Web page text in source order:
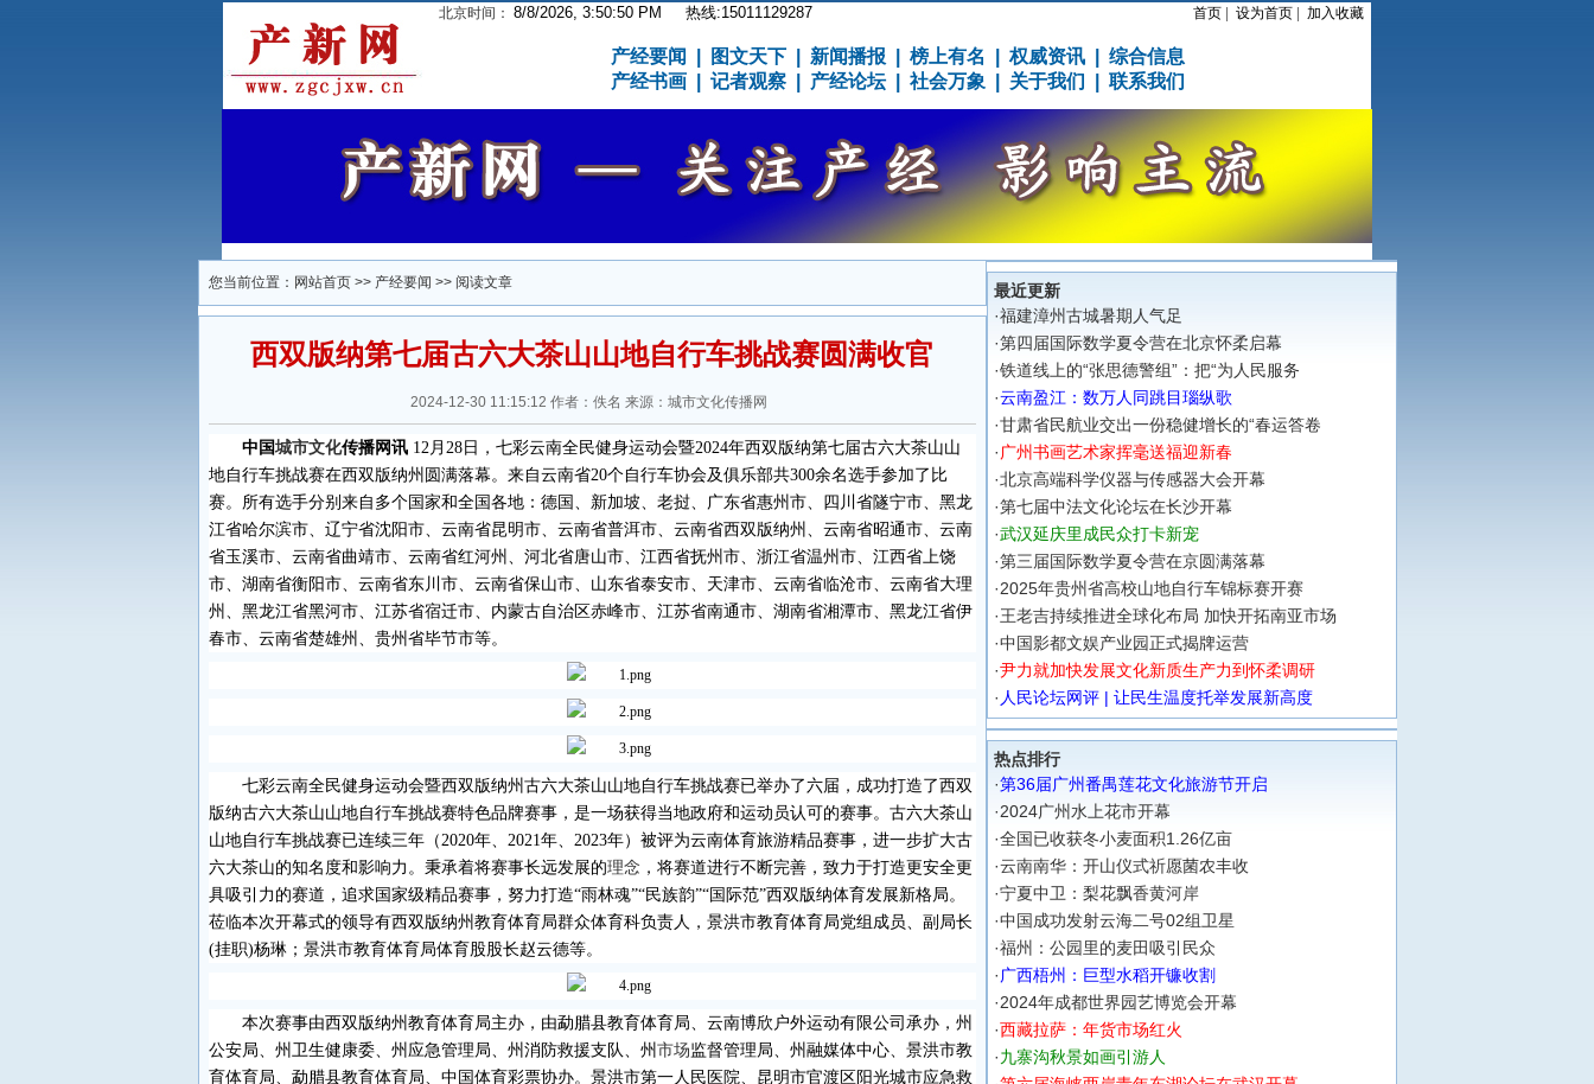
北京时间： 8/8/2026, 3:50:50 PM 热线:15011129287 首页 设为首页 加入收藏
产经要闻 图文天下 新闻播报 榜上有名 权威资讯
综合信息
产经书画
记者观察 产经论坛 社会万象 关于我们 联系我们
您当前位置： 网站首页>> 产经要闻 >> 阅读文章
西双版纳第七届古六大茶山山地自行车挑战赛圆满收官
2024-12-30 11:15:12 作者：佚名 来源：城市文化传播网
中国城市文化传播网讯 12月 28日，七彩云南全民健身运动会暨2024年西双版纳第七届古六大茶山山
地自行车挑战赛在西双版纳州圆满落幕。来自云南省20个自行车协会及俱乐部共300余名选手参加了比
赛。所有选手分别来自多个国家和全国各地：德国、新加坡、老挝、广东省惠州市、四川省隧宁市、黑龙
江省哈尔滨市、辽宁省沈阳市、云南省昆明市、云南省普洱市、云南省西双版纳州、云南省昭通市、云南
省玉溪市、云南省曲靖市、云南省红河州、河北省唐山市、江西省抚州市、浙江省温州市、江西省上饶
市、湖南省衡阳市、云南省东川市、云南省保山市、山东省泰安市、天津市、云南省临沧市、云南省大理
州、黑龙江省黑河市、江苏省宿迁市、内蒙古自治区赤峰市、江苏省南通市、湖南省湘潭市、黑龙江省伊
春市、云南省楚雄州、贵州省毕节市等。
七彩云南全民健身运动会暨西双版纳州古六大茶山山地自行车挑战赛已举办了六届，成功打造了西双
版纳古六大茶山山地自行车挑战赛特色品牌赛事，是一场获得当地政府和运动员认可的赛事。古六大茶山
山地自行车挑战赛已连续三年（2020年、 2021年、 2023年）被评为云南体育旅游精品赛事，进一步扩大古
六大茶山的知名度和影响力。秉承着将赛事长远发展的理念 ，将赛道进行不断完善，致力于打造更安全更
具吸引力的赛道，追求国家级精品赛事，努力打造“雨林魂”“民族韵”“国际范”西双版纳体育发展新格局。
莅临本次开幕式的领导有西双版纳州教育体育局群众体育科负责人，景洪市教育体育局党组成员、副局长
(挂职)杨琳；景洪市教育体育局体育股股长赵云德等。
本次赛事由西双版纳州教育体育局主办，由勐腊县教育体育局、云南博欣户外运动有限公司承办，州
公安局、州卫生健康委、州应急管理局、州消防救援支队、州 市场监督管理局、州融媒体中心、景洪市教
育体育局、勐腊县教育体育局、中国体育彩票协办。景洪市第一人民医院、昆明市官渡区阳光城市应急救
最近更新
·福建漳州古城暑期人气足
·第四届国际数学夏令营在北京怀柔启幕
·铁道线上的“张思德警组”：把“为人民服务
·云南盈江：数万人同跳目瑙纵歌
·甘肃省民航业交出一份稳健增长的“春运答卷
· 广州书画艺术家挥毫送福迎新春
·北京高端科学仪器与传感器大会开幕
·第七届中法文化论坛在长沙开幕
·武汉延庆里成民众打卡新宠
·第三届国际数学夏令营在京圆满落幕
·2025年贵州省高校山地自行车锦标赛开赛
·王老吉持续推进全球化布局 加快开拓南亚市场
·中国影都文娱产业园正式揭牌运营
·尹力就加快发展文化新质生产力到怀柔调研
· 人民论坛网评 | 让民生温度托举发展新高度
热点排行
·第36届广州番禺莲花文化旅游节开启
·2024广州水上花市开幕
·全国已收获冬小麦面积1.26亿亩
·云南南华：开山仪式祈愿菌农丰收
·宁夏中卫：梨花飘香黄河岸
·中国成功发射云海二号02组卫星
·福州：公园里的麦田吸引民众
· 广西梧州：巨型水稻开镰收割
·2024年成都世界园艺博览会开幕
·西藏拉萨：年货市场红火
·九寨沟秋景如画引游人